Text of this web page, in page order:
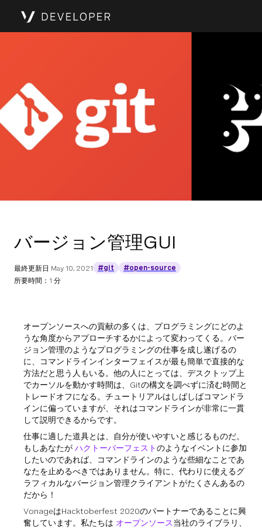
バージョン管理GUI
最終更新日 May 10, 2021 #git
#open-source
所要時間：1 分
オープンソースへの貢献の多くは、プログラミングにどのよ
うな角度からアプローチするかによって変わってくる。バー
ジョン管理のようなプログラミングの仕事を成し遂げるの
に、コマンドラインインターフェイスが最も簡単で直接的な
方法だと思う人もいる。他の人にとっては、デスクトップ上
でカーソルを動かす時間は、Gitの構文を調べずに済む時間と
トレードオフになる。チュートリアルはしばしばコマンドラ
インに偏っていますが、それはコマンドラインが非常に一貫
して説明できるからです。
仕事に適した道具とは、自分が使いやすいと感じるものだ。
もしあなたが ハクトーバーフェストのようなイベントに参加
したいのであれば、コマンドラインのような些細なことであ
なたを止めるべきではありません。特に、代わりに使えるグ
ラフィカルなバージョン管理クライアントがたくさんあるの
だから！
VonageはHacktoberfest 2020のパートナーであることに興
奮しています。私たちは オープンソース当社のライブラリ、